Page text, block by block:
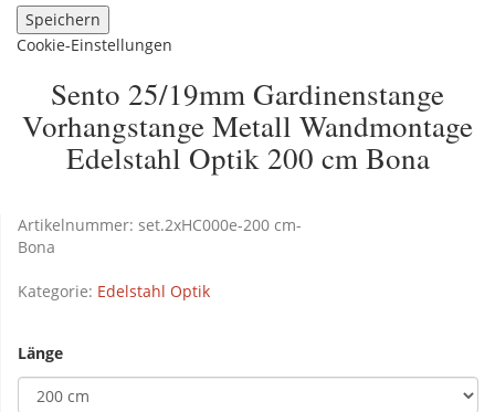
Speichern
Cookie-Einstellungen
Sento 25/19mm Gardinenstange
Vorhangstange Metall Wandmontage
Edelstahl Optik 200 cm Bona
Artikelnummer: set.2xHC000e-200 cm-
Bona
Kategorie: Edelstahl Optik
Länge